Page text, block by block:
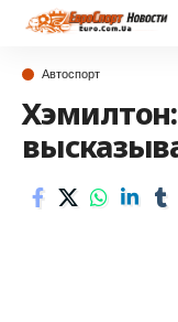
Автоспорт